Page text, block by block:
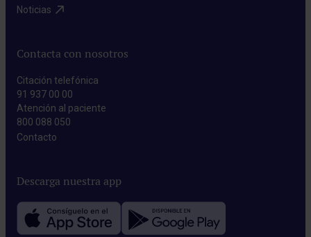
Noticias​
Contacta con nosotros
Citación telefónica
91 937 00 00
Atención al paciente
800 088 050
Contacto​
Descarga nuestra app